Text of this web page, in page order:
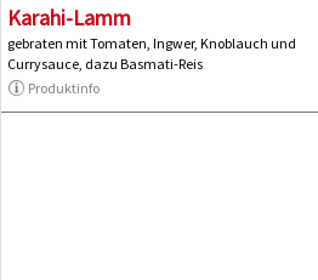
Karahi-Lamm
gebraten mit Tomaten, Ingwer, Knoblauch und
Currysauce, dazu Basmati-Reis
Produktinfo